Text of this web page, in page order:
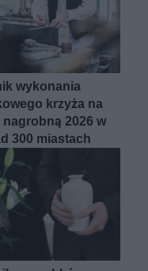
wykonania
krzyża na
nagrobną 2026 w
300 miastach